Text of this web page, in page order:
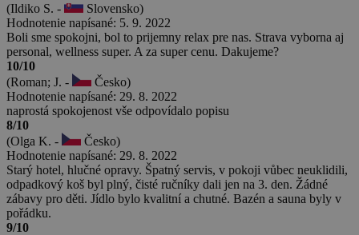
(Ildiko S. -
Slovensko)
Hodnotenie napísané: 5. 9. 2022
Boli sme spokojni, bol to prijemny relax pre nas. Strava vyborna aj
personal, wellness super. A za super cenu. Dakujeme?
10/10
(Roman; J. -
Česko)
Hodnotenie napísané: 29. 8. 2022
naprostá spokojenost vše odpovídalo popisu
8/10
(Olga K. -
Česko)
Hodnotenie napísané: 29. 8. 2022
Starý hotel, hlučné opravy. Špatný servis, v pokoji vůbec neuklidili,
odpadkový koš byl plný, čisté ručníky dali jen na 3. den. Žádné
zábavy pro děti. Jídlo bylo kvalitní a chutné. Bazén a sauna byly v
pořádku.
9/10